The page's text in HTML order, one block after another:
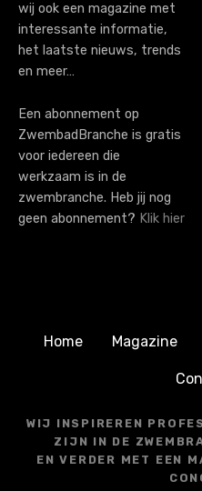
wij ook een magazine met
interessante informatie,
het laatste nieuws, trends
en meer…
Een abonnement op
ZwembadBranche is gratis
voor iedereen die
werkzaam is in de
zwembranche. Heb jij nog
geen abonnement? Klik hier
Home Magazine
WIJ INSPIREREN
ZIJN IN DE
EN VERDER MET EEN